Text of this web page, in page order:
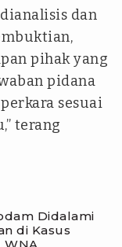
dan
pihak yang
pidana
sesuai
terang
Didalami
di Kasus